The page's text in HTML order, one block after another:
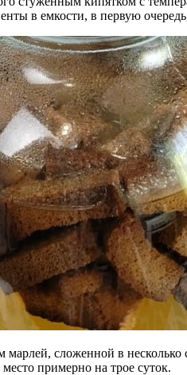
в емкости, в первую
сложенной в несколько
примерно на трое суток.